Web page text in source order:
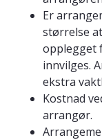
Er
størrelse
opplegget
innvilges.
ekstra
Kostnad
arrangør.